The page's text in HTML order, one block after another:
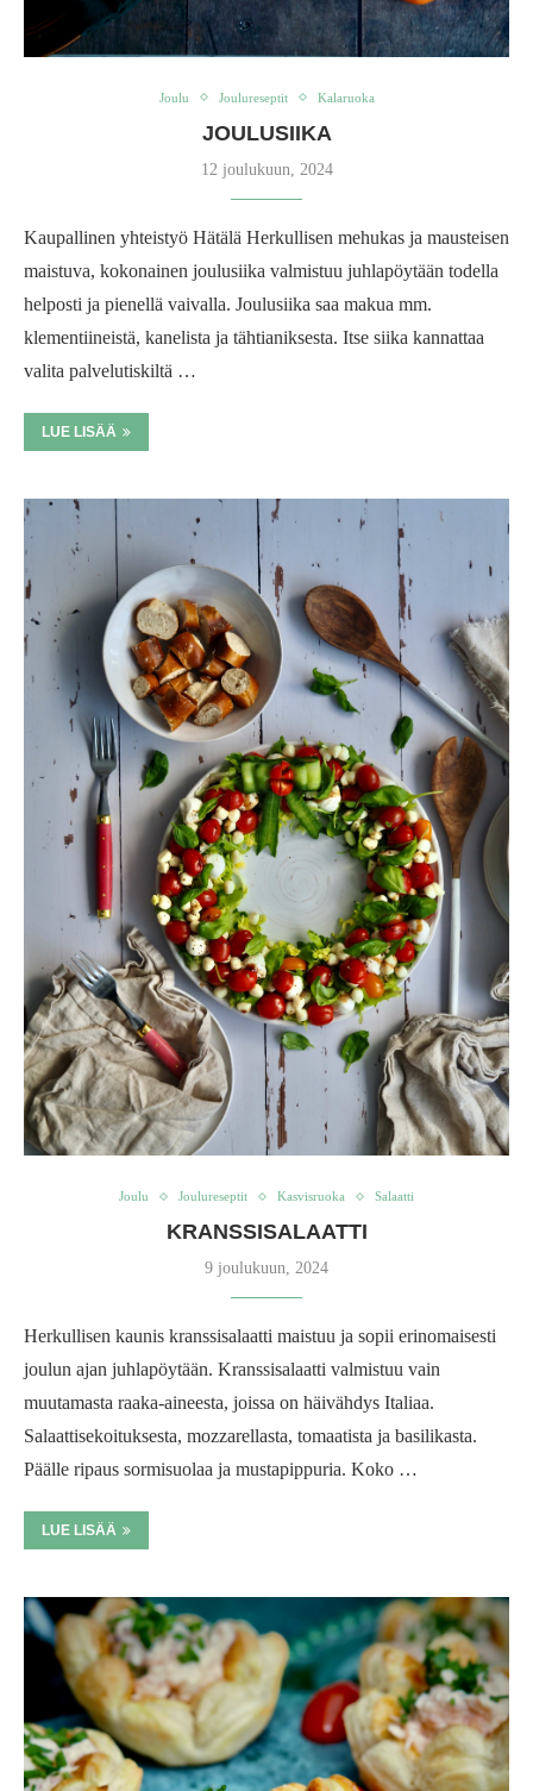
Joulu Joulureseptit Kalaruoka
JOULUSIIKA
12 joulukuun, 2024
Kaupallinen yhteistyö Hätälä Herkullisen mehukas ja mausteisen
maistuva, kokonainen joulusiika valmistuu juhlapöytään todella
helposti ja pienellä vaivalla. Joulusiika saa makua mm.
klementiineistä, kanelista ja tähtianiksesta. Itse siika kannattaa
valita palvelutiskiltä …
LUE LISÄÄ
Joulu Joulureseptit Kasvisruoka Salaatti
KRANSSISALAATTI
9 joulukuun, 2024
Herkullisen kaunis kranssisalaatti maistuu ja sopii erinomaisesti
joulun ajan juhlapöytään. Kranssisalaatti valmistuu vain
muutamasta raaka-aineesta, joissa on häivähdys Italiaa.
Salaattisekoituksesta, mozzarellasta, tomaatista ja basilikasta.
Päälle ripaus sormisuolaa ja mustapippuria. Koko …
LUE LISÄÄ